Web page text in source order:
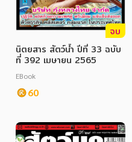
จบ
นิตยสาร สัตว์น้ำ ปีที่ 33 ฉบับ
ที่ 392 เมษายน 2565
EBook
60